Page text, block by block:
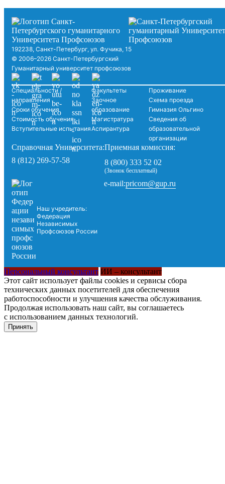
192238, Санкт-Петербург, ул. Фучика, 15
© 2006–2026 Санкт-Петербургский
Гуманитарный университет профсоюзов
Специальности /
направления
Сроки обучения
Стоимость обучения
Вступительные испытания
Факультеты
Заочное
образование
Магистратура
Аспирантура
Проживание
Схема проезда
Гимназия Ольгино
Сведения об
образовательной
организации
Справочная Университета:
8 (812) 269-57-58
Приемная комиссия:
8 (800) 333 52 02
(Звонок бесплатный)
Наш учредитель:
Федерация
Независимых
Профсоюзов России
e-mail:pricom@gup.ru
Персональный консультант ИИ – консультант
Этот сайт использует файлы cookies и сервисы сбора
технических данных посетителей для обеспечения
работоспособности и улучшения качества обслуживания.
Продолжая использовать наш сайт, вы соглашаетесь
с использованием данных технологий.
Принять